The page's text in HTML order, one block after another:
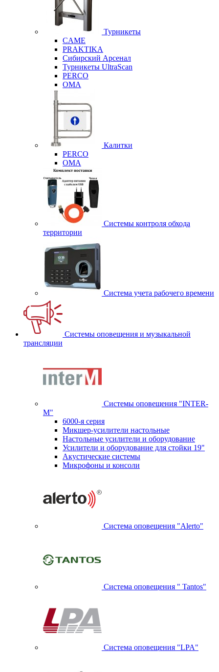
Турникеты
CAME
PRAKTIKA
Сибирский Арсенал
Турникеты UltraScan
PERCO
OMA
Калитки
PERCO
OMA
Системы контроля обхода
территории
Система учета рабочего времени
Системы оповещения и музыкальной
трансляции
Системы оповещения "INTER-
M"
6000-я серия
Микшер-усилители настольные
Настольные усилители и оборудование
Усилители и оборудование для стойки 19"
Акустические системы
Микрофоны и консоли
Система оповещения "Alerto"
Система оповещения " Tantos"
Система оповещения "LPA"